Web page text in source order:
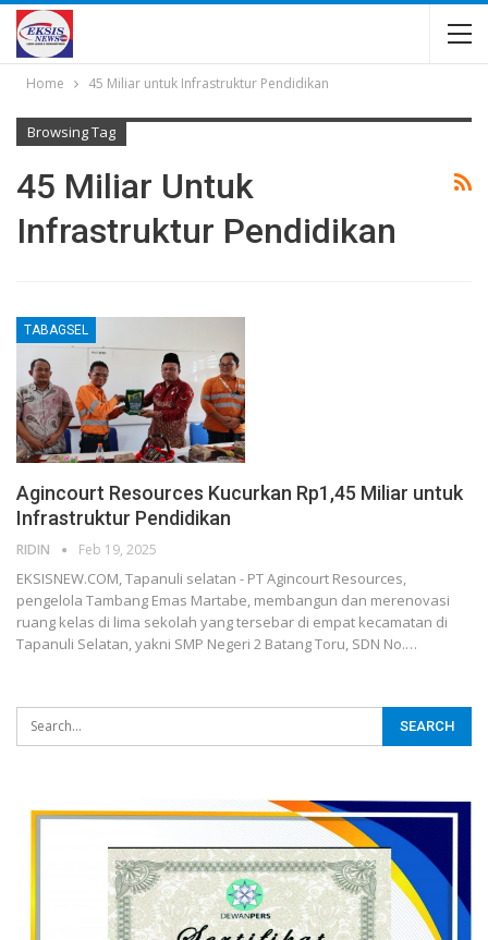
Home 45 Miliar untuk Infrastruktur Pendidikan
Browsing Tag
45 Miliar Untuk
Infrastruktur Pendidikan
TABAGSEL
Agincourt Resources Kucurkan Rp1,45 Miliar untuk
Infrastruktur Pendidikan
RIDIN Feb 19, 2025
EKSISNEW.COM, Tapanuli selatan - PT Agincourt Resources,
pengelola Tambang Emas Martabe, membangun dan merenovasi
ruang kelas di lima sekolah yang tersebar di empat kecamatan di
Tapanuli Selatan, yakni SMP Negeri 2 Batang Toru, SDN No.…